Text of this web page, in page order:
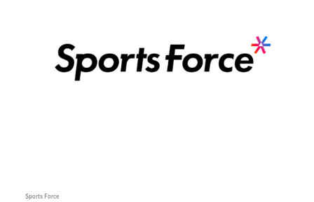
Sports Force